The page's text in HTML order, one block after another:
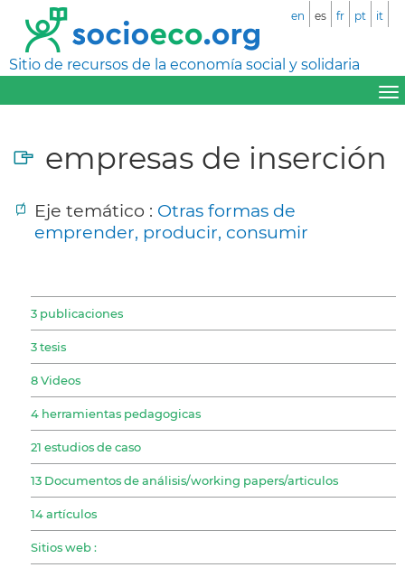
Sitio de recursos de la economía social y solidaria
en es fr pt it
empresas de inserción
Eje temático : Otras formas de
emprender, producir, consumir
3 publicaciones
3 tesis
8 Videos
4 herramientas pedagogicas
21 estudios de caso
13 Documentos de análisis/working papers/articulos
14 artículos
Sitios web :